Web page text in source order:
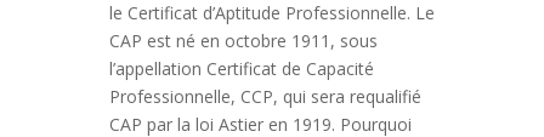
le Certificat d’Aptitude Professionnelle. Le
CAP est né en octobre 1911, sous
l’appellation Certificat de Capacité
Professionnelle, CCP, qui sera requalifié
CAP par la loi Astier en 1919. Pourquoi